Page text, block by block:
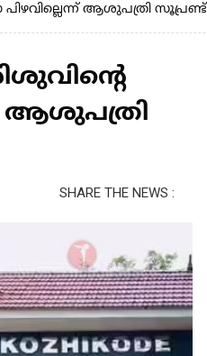
ആശുപത്രി സൂപ്രണ്ട്
ആശുപത്രി
SHARE THE NEWS :